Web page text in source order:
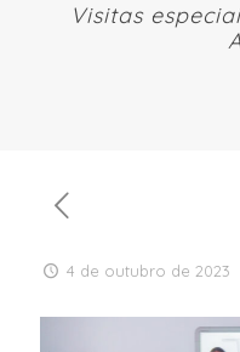
Visitas
4 de outubro de 2023